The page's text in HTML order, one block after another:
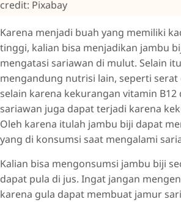
credit: Pixabay
Karena menjadi buah yang memiliki
tinggi, kalian bisa menjadikan jambu
mengatasi sariawan di mulut. Selain
mengandung nutrisi lain, seperti serat
selain karena kekurangan vitamin B12
sariawan juga dapat terjadi karena
Oleh karena itulah jambu biji dapat
yang di konsumsi saat mengalami
Kalian bisa mengonsumsi jambu biji
dapat pula di jus. Ingat jangan
karena gula dapat membuat jamur